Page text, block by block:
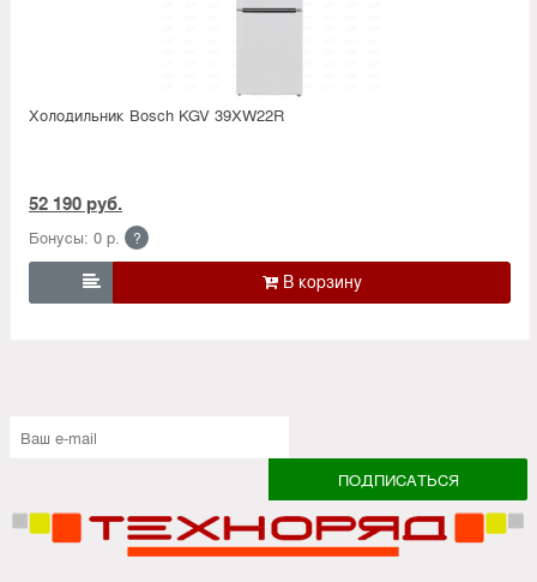
Холодильник Bosсh KGV 39XW22R
52 190 руб.
Бонусы: 0 р. ?
